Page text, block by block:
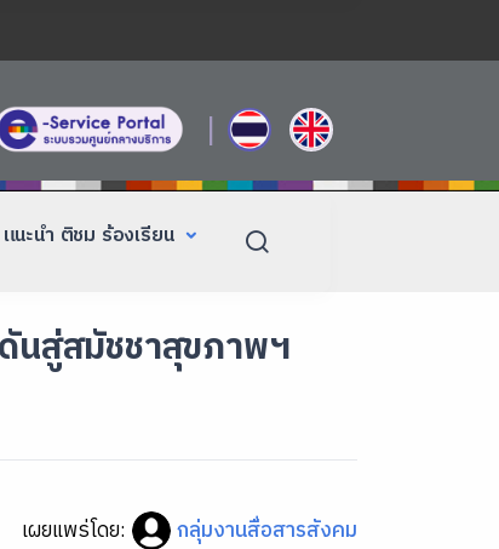
|
แนะนำ ติชม ร้องเรียน
นสู่สมัชชาสุขภาพฯ
เผยแพร่โดย: กลุ่มงานสื่อสารสังคม